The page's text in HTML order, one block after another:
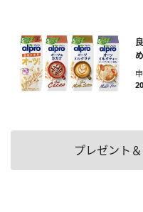
プレゼント